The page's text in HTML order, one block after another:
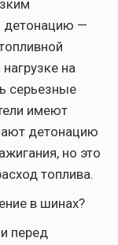
детонацию —
на
серьезные
имеют
детонацию
но это
топлива.
в шинах?
перед